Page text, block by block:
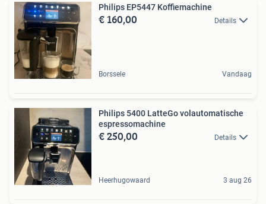
Philips EP5447 Koffiemachine
€ 160,00 Details
Borssele Vandaag
Philips 5400 LatteGo volautomatische
espressomachine
€ 250,00 Details
Heerhugowaard 3 aug 26